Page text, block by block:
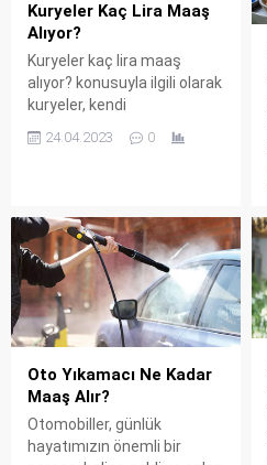
Kuryeler Kaç Lira Maaş
Alıyor?
Kuryeler kaç lira maaş
alıyor? konusuyla ilgili olarak
kuryeler, kendi
bisikletleriyle yemek, paket,
kişilerdir. Ülkeden ülkeye,
şehirden şehre ve hatta
şirketten şirkete değişen
farklı maaş oranlarına sahip
olabilirler. Ancak genel
olarak, kuryelerin aldığı
maaşlar minimum ücrete
yakın bir seviyede
olmaktadır....
24.04.2023 0
Oto Yıkamacı Ne Kadar
Maaş Alır?
Otomobiller, günlük
hayatımızın önemli bir